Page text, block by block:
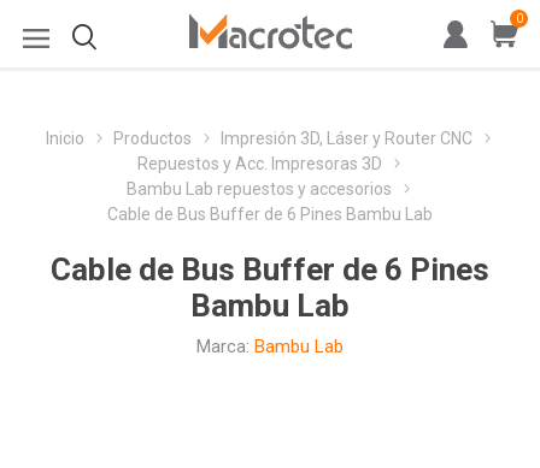
0
Inicio Productos
Impresión 3D, Láser y Router CNC
Repuestos y Acc. Impresoras 3D
Bambu Lab repuestos y accesorios
Cable de Bus Buffer de 6 Pines Bambu Lab
Cable de Bus Buffer de 6 Pines
Bambu Lab
Marca: Bambu Lab